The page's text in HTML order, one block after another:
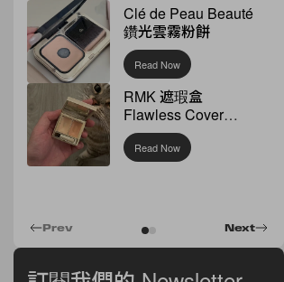
Clé de Peau Beauté
鑽光雲霧粉餅
Read Now
RMK 遮瑕盒
Flawless Cover
Concealer
Read Now
Next
Prev